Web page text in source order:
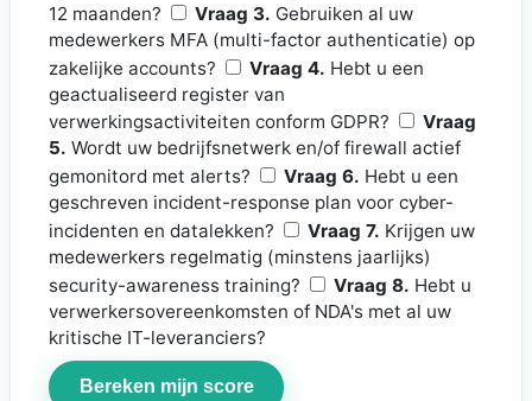
12 maanden?
Vraag 3. Gebruiken al uw
medewerkers MFA (multi-factor authenticatie) op
zakelijke accounts?
Vraag 4. Hebt u een
geactualiseerd register van
verwerkingsactiviteiten conform GDPR?
Vraag
5. Wordt uw bedrijfsnetwerk en/of firewall actief
gemonitord met alerts?
Vraag 6. Hebt u een
geschreven incident-response plan voor cyber-
incidenten en datalekken?
Vraag 7. Krijgen uw
medewerkers regelmatig (minstens jaarlijks)
security-awareness training?
Vraag 8. Hebt u
verwerkersovereenkomsten of NDA's met al uw
kritische IT-leveranciers?
Bereken mijn score